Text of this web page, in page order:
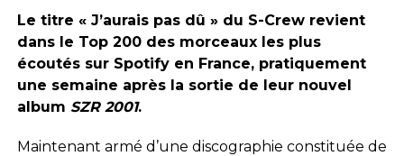
Le titre « J’aurais pas dû » du S-Crew revient
dans le Top 200 des morceaux les plus
écoutés sur Spotify en France, pratiquement
une semaine après la sortie de leur nouvel
album SZR 2001.
Maintenant armé d’une discographie constituée de